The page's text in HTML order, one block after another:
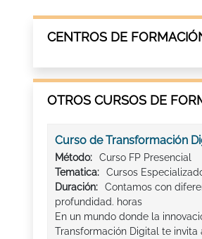
CENTROS DE
OTROS CURSOS DE
Curso de Transformación
Método:
Curso FP Presencial
Tematica:
Cursos
Duración:
Contamos con
profundidad. horas
En un mundo donde la
Transformación Digital te